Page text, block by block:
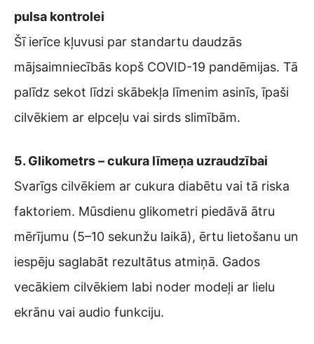
pulsa kontrolei
Šī ierīce kļuvusi par standartu daudzās
mājsaimniecībās kopš COVID-19 pandēmijas. Tā
palīdz sekot līdzi skābekļa līmenim asinīs, īpaši
cilvēkiem ar elpceļu vai sirds slimībām.
5. Glikometrs – cukura līmeņa uzraudzībai
Svarīgs cilvēkiem ar cukura diabētu vai tā riska
faktoriem. Mūsdienu glikometri piedāvā ātru
mērījumu (5–10 sekunžu laikā), ērtu lietošanu un
iespēju saglabāt rezultātus atmiņā. Gados
vecākiem cilvēkiem labi noder modeļi ar lielu
ekrānu vai audio funkciju.